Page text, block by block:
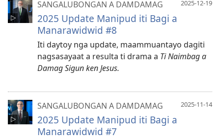
2025-12-19
SANGALUBONGAN A DAMDAMAG
2025 Update Manipud iti Bagi a
Manarawidwid #8
Iti daytoy nga update, maammuantayo dagiti
nagsasayaat a resulta ti drama a Ti Naimbag a
Damag Sigun ken Jesus.
2025-11-14
SANGALUBONGAN A DAMDAMAG
2025 Update Manipud iti Bagi a
Manarawidwid #7